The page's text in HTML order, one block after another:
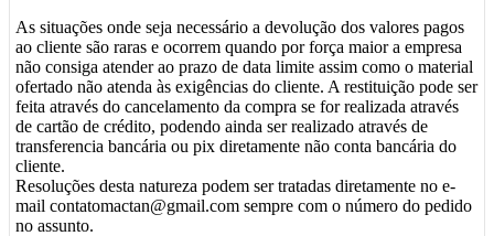
As situações onde seja necessário a devolução dos valores pagos
ao cliente são raras e ocorrem quando por força maior a empresa
não consiga atender ao prazo de data limite assim como o material
ofertado não atenda às exigências do cliente. A restituição pode ser
feita através do cancelamento da compra se for realizada através
de cartão de crédito, podendo ainda ser realizado através de
transferencia bancária ou pix diretamente não conta bancária do
cliente.
Resoluções desta natureza podem ser tratadas diretamente no e-
mail contatomactan@gmail.com sempre com o número do pedido
no assunto.